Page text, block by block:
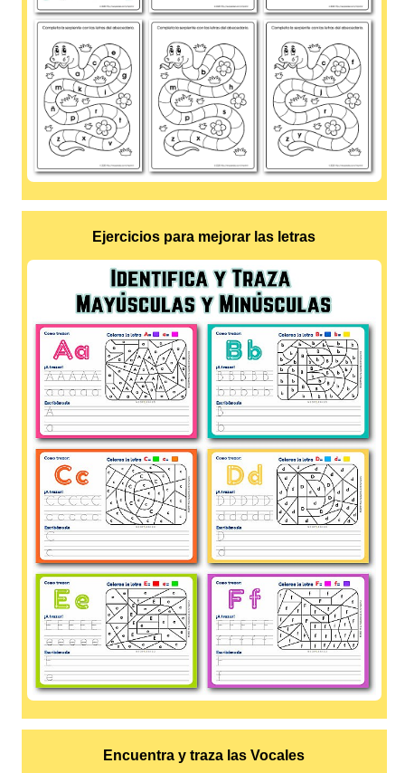
Ejercicios para mejorar las letras
Encuentra y traza las Vocales